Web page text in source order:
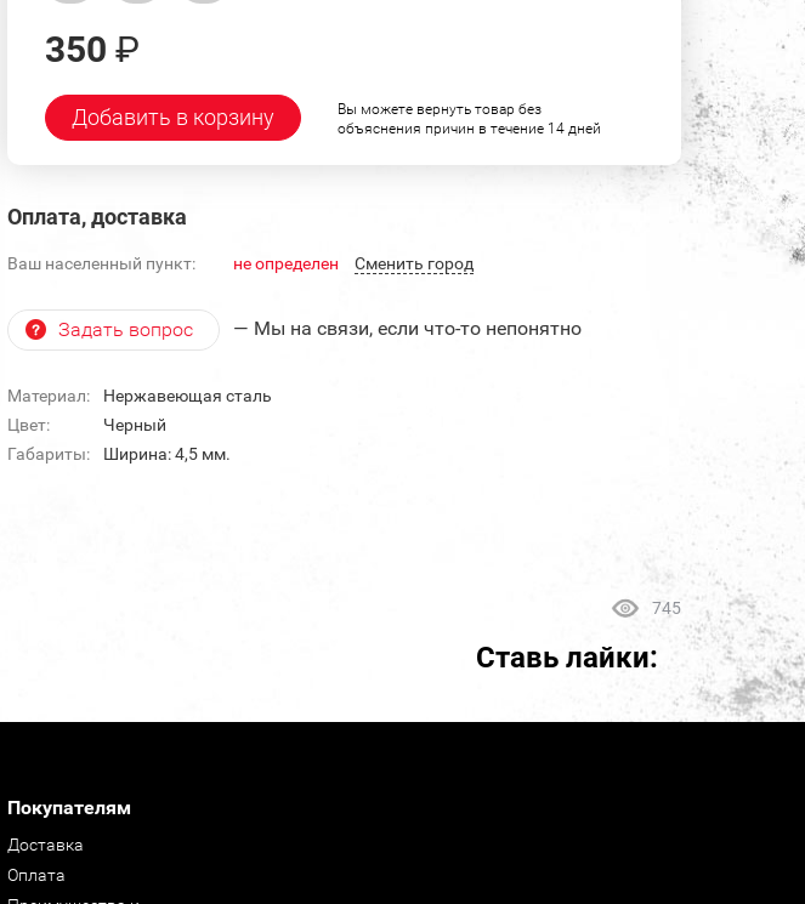
350 ₽
Добавить в корзину
Вы можете вернуть товар без
объяснения причин в течение 14 дней
Оплата, доставка
Ваш населенный пункт: не определен Cменить город
Задать вопрос — Мы на связи, если что-то непонятно
Материал:
Нержавеющая сталь
Цвет:
Черный
Габариты:
Ширина: 4,5 мм.
745
Ставь лайки:
Покупателям
Доставка
Оплата